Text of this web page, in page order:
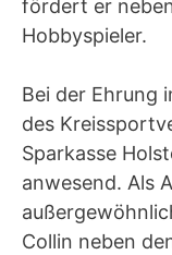
fördert er
Hobbyspieler.
Bei der Ehrung
des
Sparkasse
anwesend. Als
Collin neben